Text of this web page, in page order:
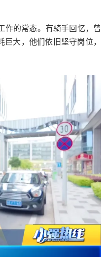
作的常态。有骑手回忆，曾
大，他们依旧坚守岗位，